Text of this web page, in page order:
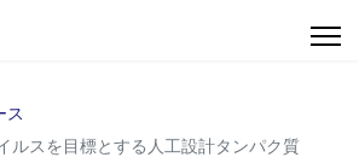
ス
ルスを目標とする人工設計タンパク質